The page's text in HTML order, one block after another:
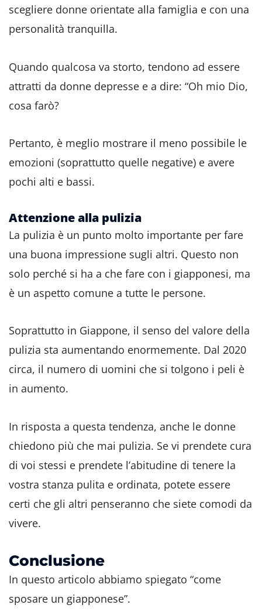
scegliere donne orientate alla famiglia e con una
personalità tranquilla.
Quando qualcosa va storto, tendono ad essere
attratti da donne depresse e a dire: “Oh mio Dio,
cosa farò?
Pertanto, è meglio mostrare il meno possibile le
emozioni (soprattutto quelle negative) e avere
pochi alti e bassi.
Attenzione alla pulizia
La pulizia è un punto molto importante per fare
una buona impressione sugli altri. Questo non
solo perché si ha a che fare con i giapponesi, ma
è un aspetto comune a tutte le persone.
Soprattutto in Giappone, il senso del valore della
pulizia sta aumentando enormemente. Dal 2020
circa, il numero di uomini che si tolgono i peli è
in aumento.
In risposta a questa tendenza, anche le donne
chiedono più che mai pulizia. Se vi prendete cura
di voi stessi e prendete l’abitudine di tenere la
vostra stanza pulita e ordinata, potete essere
certi che gli altri penseranno che siete comodi da
vivere.
Conclusione
In questo articolo abbiamo spiegato “come
sposare un giapponese”.